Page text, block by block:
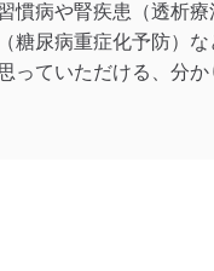
病や腎疾患（透析
尿病重症化予防）
ていただける、分か